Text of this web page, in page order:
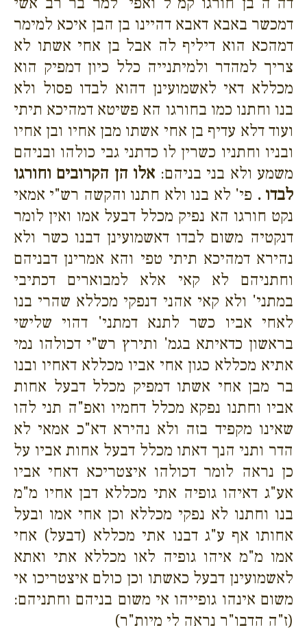
דמכשר באבא דאבא דהיינו בן הבן איכא למימר
דמהכא הוא דיליף לה אבל בן אחי אשתו לא
צריך למהדר ולמיתנייה כלל כיון דמפיק הוא
מכללא דאי לאשמועינן דהוא לבדו פסול ולא
בנו וחתנו כמו בחורגו הא פשיטא דמהיכא תיתי
ועוד דלא עדיף בן אחי אשתו מבן אחיו ובן אחיו
ובניו וחתניו כשרין לו כדתני גבי כולהו ובניהם
משמע ולא בני בניהם: אלו הן הקרובים וחורגו
לבדו . פי' לא בנו ולא חתנו והקשה רש"י אמאי
נקט חורגו הא נפיק מכלל דבעל אמו ואין לומר
דנקטיה משום לבדו דאשמועינן דבנו כשר ולא
נהירא דמהיכא תיתי טפי והא אמרינן דבניהם
וחתניהם לא קאי אלא למבוארים דכתיבי
במתני' ולא קאי אהני דנפקי מכללא שהרי בנו
לאחי אביו כשר לתנא דמתני' דהוי שלישי
בראשון כדאיתא בגמ' ותירץ רש"י דכולהו נמי
אתיא מכללא כגון אחי אביו מכללא דאחיו ובנו
בר מבן אחי אשתו דמפיק מכלל דבעל אחות
אביו וחתנו נפקא מכלל דחמיו ואפ"ה תני להו
שאינו מקפיד בזה ולא נהירא דא"כ אמאי לא
הדר ותני הנך דאתו מכלל דבעל אחות אביו על
כן נראה לומר דכולהו איצטריכא דאחי אביו
אע"ג דאיהו גופיה אתי מכללא דבן אחיו מ"מ
בנו וחתנו לא נפקי מכללא וכן אחי אמו ובעל
אחותו אף ע"ג דבנו אתי מכללא (דבעל) אחי
אמו מ"מ איהו גופיה לאו מכללא אתי ואתא
לאשמועינן דבעל כאשתו וכן כולם איצטריכו אי
משום אינהו גופייהו אי משום בניהם וחתניהם:
(ז"ה הדבו"ר נראה לי מיות"ר)